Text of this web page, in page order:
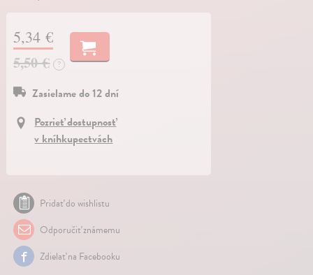
5,34 €
5,50 €
?
Zasielame do 12 dní
Pozrieť dostupnosť
v kníhkupectvách
Pridať do wishlistu
Odporučiť známemu
Zdielať na Facebooku